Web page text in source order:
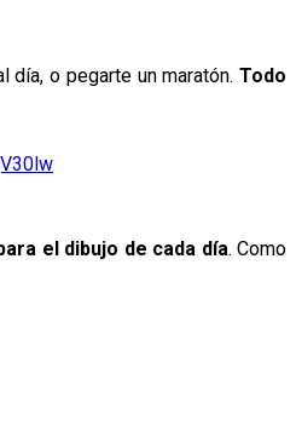
día, o pegarte un maratón. Todo
el dibujo de cada día. Como